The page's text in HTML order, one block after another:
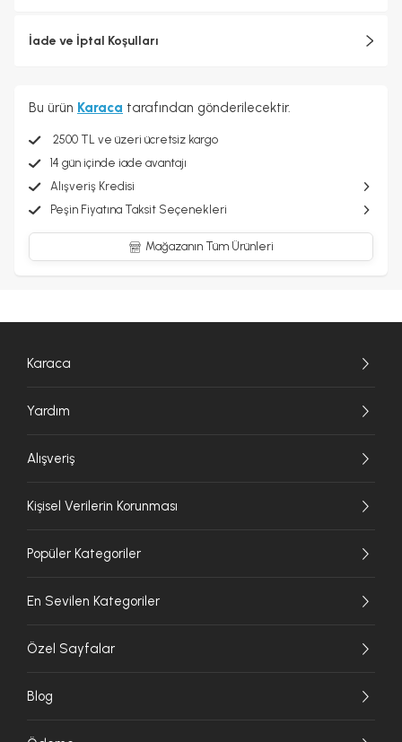
İade ve İptal Koşulları
Bu ürün Karaca tarafından gönderilecektir.
2500 TL ve üzeri ücretsiz kargo
14 gün içinde iade avantajı
Alışveriş Kredisi
Peşin Fiyatına Taksit Seçenekleri
Mağazanın Tüm Ürünleri
Karaca
Yardım
Alışveriş
Kişisel Verilerin Korunması
Popüler Kategoriler
En Sevilen Kategoriler
Özel Sayfalar
Blog